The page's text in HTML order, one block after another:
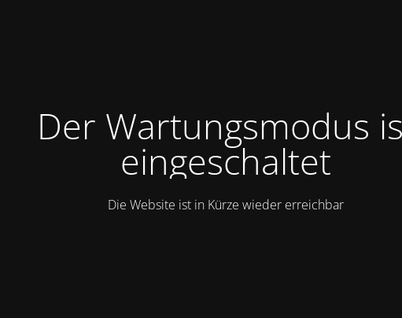
Der Wartungsmodus
eingeschaltet
Die Website ist in Kürze wieder erreichbar